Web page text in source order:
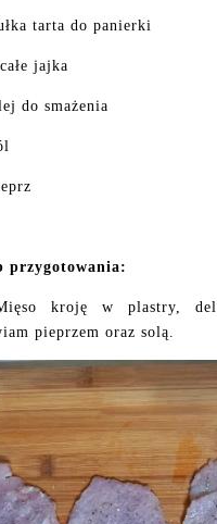
tarta do panierki
jajka
do smażenia
przygotowania:
kroję w plastry,
pieprzem oraz solą.